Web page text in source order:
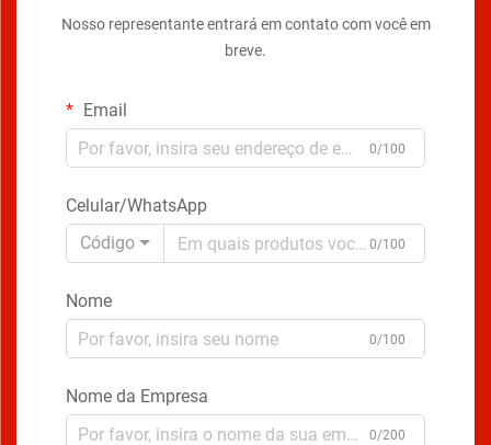
Nosso representante entrará em contato com você em
breve.
Email
0/100
Celular/WhatsApp
Código
0/100
Nome
0/100
Nome da Empresa
0/200